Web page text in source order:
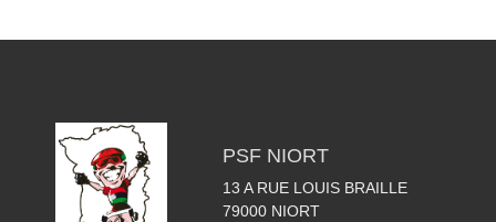
PSF NIORT
13 A RUE LOUIS BRAILLE
79000 NIORT